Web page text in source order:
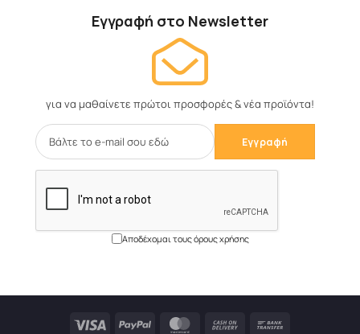
Εγγραφή στο Newsletter
για να μαθαίνετε πρώτοι προσφορές & νέα προϊόντα!
Αποδέχομαι τους όρους χρήσης
Visa PayPal MasterCardCash